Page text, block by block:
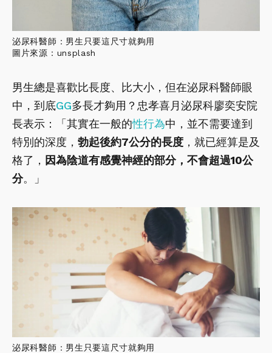
泌尿科醫師：男生只要這尺寸就夠用
圖片來源：unsplash
男生總是喜歡比長度、比大小，但在泌尿科醫師眼
中，到底GG多長才夠用？忠孝喜月泌尿科廖奕安院
長表示：「其實在一般的性行為中，並不需要達到
特別的深度， 勃起後約7公分的長度 ，就已經算是及
格了， 因為陰道有感覺神經的部分，不會超過10公
分。」
泌尿科醫師：男生只要這尺寸就夠用